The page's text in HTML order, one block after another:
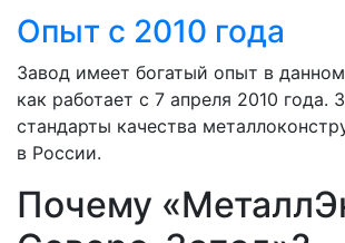
Опыт с 2010 года
Завод имеет богатый опыт в данном
как работает с 7 апреля 2010 года.
стандарты качества
в России.
Почему